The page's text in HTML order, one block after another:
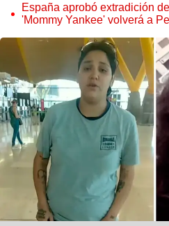
España aprobó extradición
'Mommy Yankee' volverá a